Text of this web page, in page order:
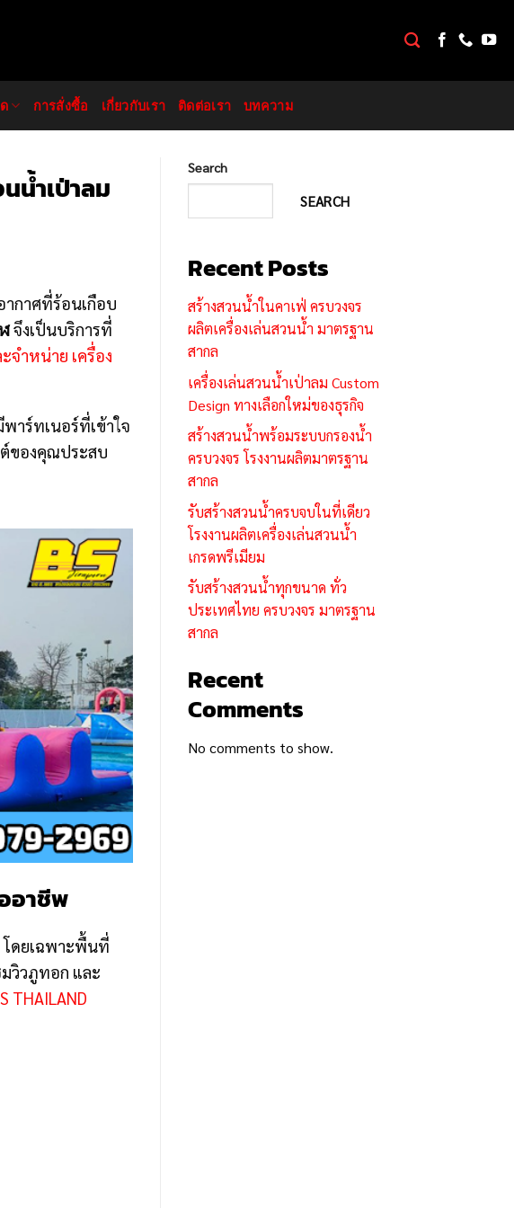
การสั่งซื้อ เกี่ยวกับเรา ติดต่อเรา บทความ
น้ำเป่าลม
กาศที่ร้อนเกือบ
จึงเป็นบริการที่
จำหน่าย เครื่อง
าร์ทเนอร์ที่เข้าใจ
ต์ของคุณประสบ
อาชีพ
โดยเฉพาะพื้นที่
วิวภูทอก และ
THAILAND
Search
SEARCH
Recent Posts
สร้างสวนน้ำในคาเฟ่ ครบวงจร
ผลิตเครื่องเล่นสวนน้ำ มาตรฐาน
สากล
เครื่องเล่นสวนน้ำเป่าลม Custom
Design ทางเลือกใหม่ของธุรกิจ
สร้างสวนน้ำพร้อมระบบกรองน้ำ
ครบวงจร โรงงานผลิตมาตรฐาน
สากล
รับสร้างสวนน้ำครบจบในที่เดียว
โรงงานผลิตเครื่องเล่นสวนน้ำ
เกรดพรีเมียม
รับสร้างสวนน้ำทุกขนาด ทั่ว
ประเทศไทย ครบวงจร มาตรฐาน
สากล
Recent
Comments
No comments to show.